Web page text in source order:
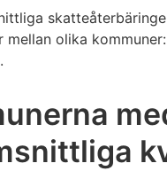
mellan olika